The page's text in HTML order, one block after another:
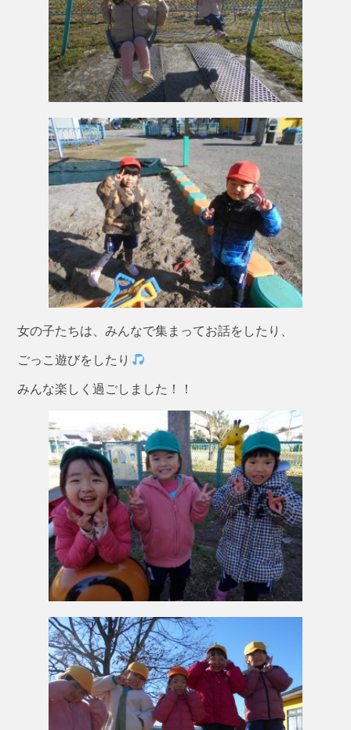
女の子たちは、みんなで集まってお話をしたり、
ごっこ遊びをしたり
みんな楽しく過ごしました！！